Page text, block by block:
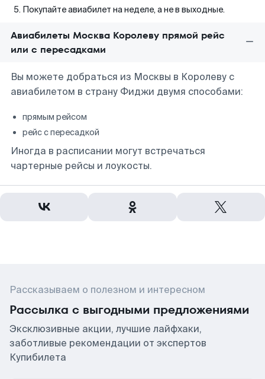
Покупайте авиабилет на неделе, а не в выходные.
Авиабилеты Москва Королеву прямой рейс
или с пересадками
Вы можете добраться из Москвы в Королеву с
авиабилетом в страну Фиджи двумя способами:
прямым рейсом
рейс с пересадкой
Иногда в расписании могут встречаться
чартерные рейсы и лоукосты.
Рассказываем о полезном и интересном
Рассылка с выгодными предложениями
Эксклюзивные акции, лучшие лайфхаки,
заботливые рекомендации от экспертов
Купибилета